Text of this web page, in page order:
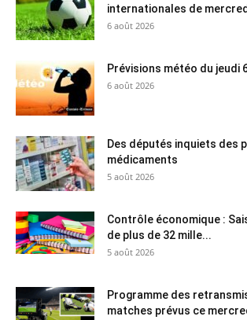
internationales de
6 août 2026
Prévisions météo du jeudi
6 août 2026
Des députés inquiets des
médicaments
5 août 2026
Contrôle économique :
de plus de 32 mille...
5 août 2026
Programme des
matches prévus ce